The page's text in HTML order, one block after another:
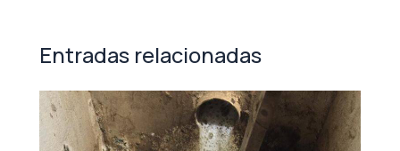
Entradas relacionadas